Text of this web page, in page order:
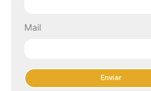
Mail
Enviar